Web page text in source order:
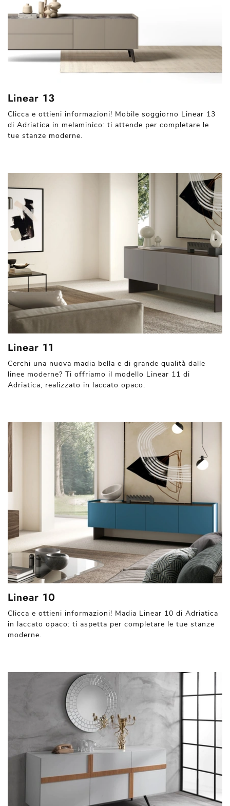
Linear 13
Clicca e ottieni informazioni! Mobile soggiorno Linear 13
di Adriatica in melaminico: ti attende per completare le
tue stanze moderne.
Linear 11
Cerchi una nuova madia bella e di grande qualità dalle
linee moderne? Ti offriamo il modello Linear 11 di
Adriatica, realizzato in laccato opaco.
Linear 10
Clicca e ottieni informazioni! Madia Linear 10 di Adriatica
in laccato opaco: ti aspetta per completare le tue stanze
moderne.